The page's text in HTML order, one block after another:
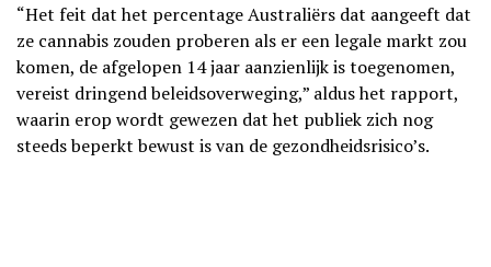
“Het feit dat het percentage Australiërs dat aangeeft dat
ze cannabis zouden proberen als er een legale markt zou
komen, de afgelopen 14 jaar aanzienlijk is toegenomen,
vereist dringend beleidsoverweging,” aldus het rapport,
waarin erop wordt gewezen dat het publiek zich nog
steeds beperkt bewust is van de gezondheidsrisico’s.